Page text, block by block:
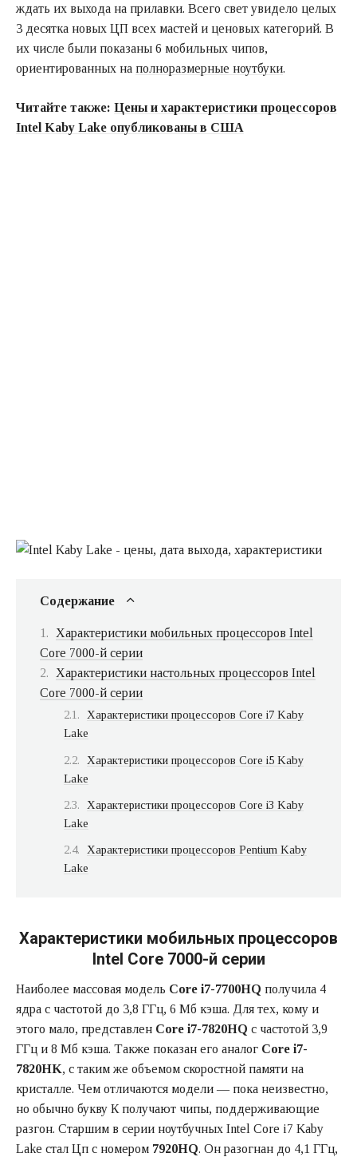
ждать их выхода на прилавки. Всего свет увидело целых
3 десятка новых ЦП всех мастей и ценовых категорий. В
их числе были показаны 6 мобильных чипов,
ориентированных на полноразмерные ноутбуки.
Читайте также: Цены и характеристики процессоров
Intel Kaby Lake опубликованы в США
Содержание
Характеристики мобильных процессоров Intel
Core 7000-й серии
Характеристики настольных процессоров Intel
Core 7000-й серии
Характеристики процессоров Core i7 Kaby
Lake
Характеристики процессоров Core i5 Kaby
Lake
Характеристики процессоров Core i3 Kaby
Lake
Характеристики процессоров Pentium Kaby
Lake
Характеристики мобильных процессоров
Intel Core 7000-й серии
Наиболее массовая модель Core i7-7700HQ получила 4
ядра с частотой до 3,8 ГГц, 6 Мб кэша. Для тех, кому и
этого мало, представлен Core i7-7820HQ с частотой 3,9
ГГц и 8 Мб кэша. Также показан его аналог Core i7-
7820HK, с таким же объемом скоростной памяти на
кристалле. Чем отличаются модели — пока неизвестно,
но обычно букву К получают чипы, поддерживающие
разгон. Старшим в серии ноутбучных Intel Core i7 Kaby
Lake стал Цп с номером 7920HQ. Он разогнан до 4,1 ГГц,